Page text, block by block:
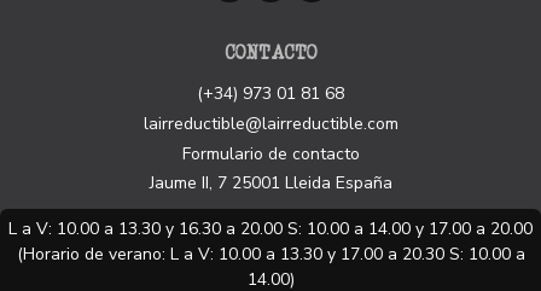
CONTACTO
(+34) 973 01 81 68
lairreductible@lairreductible.com
Formulario de contacto
Jaume II, 7 25001 Lleida España
L a V: 10.00 a 13.30 y 16.30 a 20.00 S: 10.00 a 14.00 y 17.00 a 20.00
(Horario de verano: L a V: 10.00 a 13.30 y 17.00 a 20.30 S: 10.00 a
14.00)